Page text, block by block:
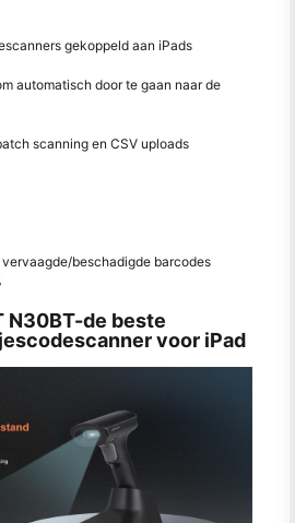
gekoppeld aan iPads
automatisch door te gaan naar de
scanning en CSV uploads
beschadigde barcodes
N30BT-de beste
voor iPad